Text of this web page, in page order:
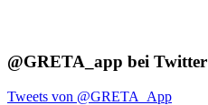
@GRETA_app bei Twitter
Tweets von @GRETA_App